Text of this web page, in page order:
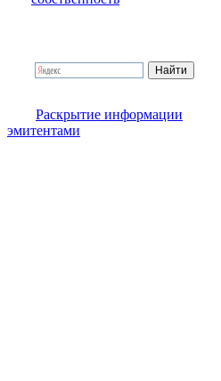
Раскрытие информации
эмитентами